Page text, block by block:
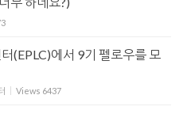
(EPLC)에서 9기 펠로우를 모
Views 6437